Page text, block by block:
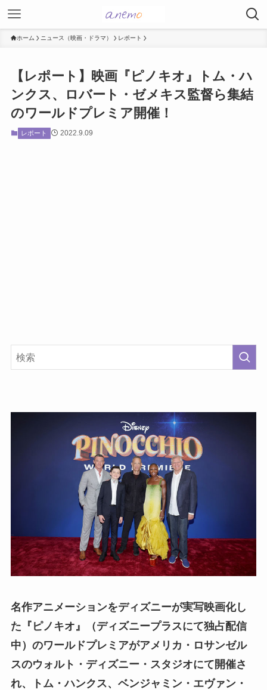
ホーム ニュース（映画・ドラマ） レポート
【レポート】映画『ピノキオ』トム・ハ
ンクス、ロバート・ゼメキス監督ら集結
のワールドプレミア開催！
レポート 2022.9.09
名作アニメーションをディズニーが実写映画化し
た『ピノキオ』（ディズニープラスにて独占配信
中）のワールドプレミアがアメリカ・ロサンゼル
スのウォルト・ディズニー・スタジオにて開催さ
れ、トム・ハンクス、ベンジャミン・エヴァン・